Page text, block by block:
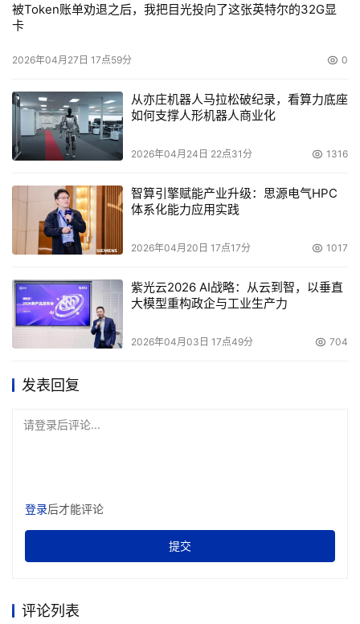
枝叶。Brocade Tapestry WAFS的相较其他竞争对手而
言，从数据存储管理入手的博科拥有该市场所涉及的底层技
术的优势，这是其他竞争者所不具备的，原本这个市场就是
这种优势不仅源于技术，也来源于博科对计算和存储的
认识进一步的深化。博科认为服务器面临着向上扩展
即整合到更少的机器，规模扩展即分布式计算，包括更小、
更动态的机器和自动配置及管理的负担；对网络存储来说分
享存储是必须的--无论数据块或文件、本地化或远程，也不
希望停留在单处理环境。数据中心需要全新的服务，它不是
关于服务器、存储或网络的，而是关于建立系统的应用和基
础架构资源，企业建立的使用与当前需要的系统，也能够轻
松地适应将来的需求。计算的规模扩展（Scale Out）需求
对数据存储应用的影响之一就是广域文件服务，这个领域博
WAFS缔造信息传输光明前景
科清晰的看到了这个领域未来的发展，在诸如思科和
McDATA等制造商正在忙于提高其传统产品收入增长点时，
博科依靠在SAN交换机领域积累多年的技术优势以及市场经
管理驱动的领域扩展他们的知识产权。但这个变化更多是表
被Token账单劝退之后，我把目光投向了这张英特尔的32G显
卡
2026年04月27日 17点59分 0
从亦庄机器人马拉松破纪录，看算力底座
如何支撑人形机器人商业化
2026年04月24日 22点31分 1316
智算引擎赋能产业升级：思源电气HPC
体系化能力应用实践
2026年04月20日 17点17分 1017
紫光云2026 AI战略：从云到智，以垂直
大模型重构政企与工业生产力
2026年04月03日 17点49分 704
发表回复
请登录后评论...
登录后才能评论
提交
评论列表